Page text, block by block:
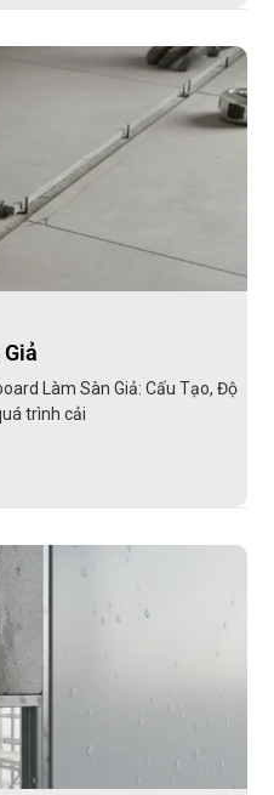
Làm Sàn Giả: Cấu Tạo, Độ
trình cải